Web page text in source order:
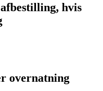
hvis
overnatning